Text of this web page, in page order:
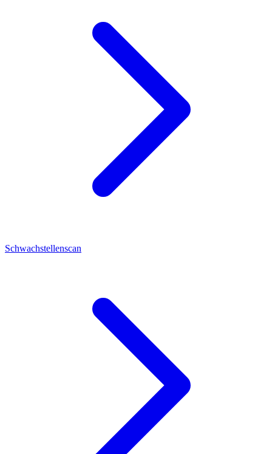
Schwachstellenscan